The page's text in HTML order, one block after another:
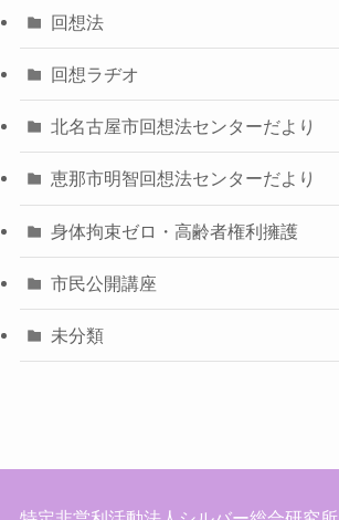
回想法
回想ラヂオ
北名古屋市回想法センターだより
恵那市明智回想法センターだより
身体拘束ゼロ・高齢者権利擁護
市民公開講座
未分類